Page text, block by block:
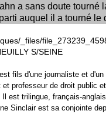
a sans doute tourné
auquel il a tourné le
S/SEINE
fils d'une journaliste et
professeur de droit public
est trilingue, français-
Sinclair est sa conjointe